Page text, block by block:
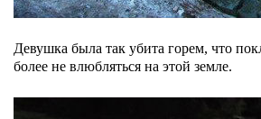
Девушка была так убита горем, что
более не влюбляться на этой земле.